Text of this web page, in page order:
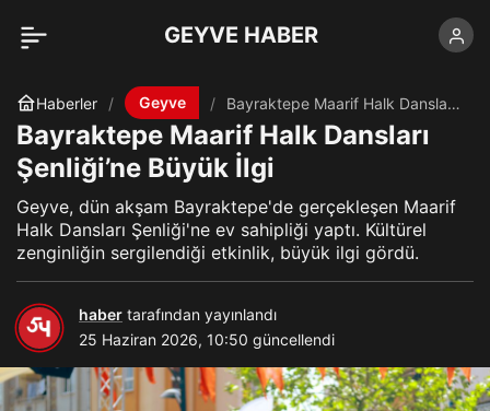
GEYVE HABER
Haberler Geyve
Bayraktepe Maarif Halk Dansları
Şenliği’ne Büyük İlgi
Bayraktepe Maarif Halk Dansları
Şenliği’ne Büyük İlgi
Geyve, dün akşam Bayraktepe'de gerçekleşen Maarif
Halk Dansları Şenliği'ne ev sahipliği yaptı. Kültürel
zenginliğin sergilendiği etkinlik, büyük ilgi gördü.
haber tarafından yayınlandı
25 Haziran 2026, 10:50 güncellendi